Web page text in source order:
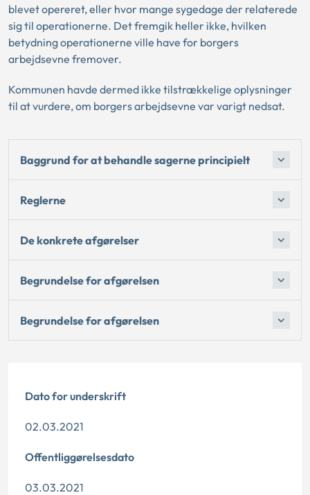
blevet opereret, eller hvor mange sygedage der relaterede
sig til operationerne. Det fremgik heller ikke, hvilken
betydning operationerne ville have for borgers
arbejdsevne fremover.
Kommunen havde dermed ikke tilstrækkelige oplysninger
til at vurdere, om borgers arbejdsevne var varigt nedsat.
Baggrund for at behandle sagerne principielt
Reglerne
De konkrete afgørelser
Begrundelse for afgørelsen
Begrundelse for afgørelsen
Dato for underskrift
02.03.2021
Offentliggørelsesdato
03.03.2021